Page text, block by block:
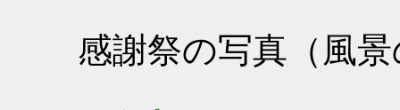
感謝祭の写真（風